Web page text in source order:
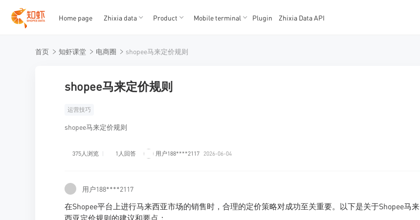
TK数据
TK数据
Home page Zhixia data Product Mobile terminal Plugin Zhixia Data API
首页 知虾课堂 电商圈 shopee马来定价规则
shopee马来定价规则
运营技巧
shopee马来定价规则
375人浏览 1人回答 用户188****2117 2026-06-04
用户188****2117
在Shopee平台上进行马来西亚市场的销售时，合理的定价策略对成功至关重要。以下是关于Shopee马来
西亚定价规则的建议和要点：